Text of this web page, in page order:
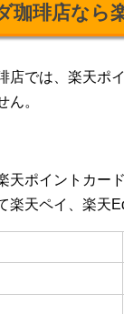
珈琲店なら
店では、楽天ポ
ん。
天ポイントカー
楽天ペイ、楽天